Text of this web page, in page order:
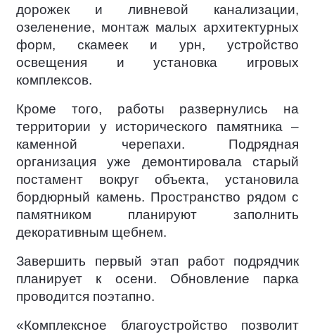
дорожек и ливневой канализации,
озеленение, монтаж малых архитектурных
форм, скамеек и урн, устройство
освещения и установка игровых
комплексов.
Кроме того, работы развернулись на
территории у исторического памятника –
каменной черепахи. Подрядная
организация уже демонтировала старый
постамент вокруг объекта, установила
бордюрный камень. Пространство рядом с
памятником планируют заполнить
декоративным щебнем.
Завершить первый этап работ подрядчик
планирует к осени. Обновление парка
проводится поэтапно.
«Комплексное благоустройство позволит